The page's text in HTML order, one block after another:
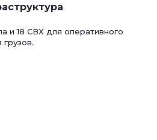
и 18 СВХ для оперативного